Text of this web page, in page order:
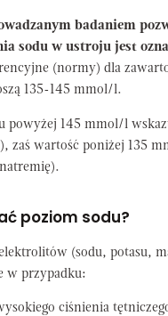
badaniem
sodu w ustroju jest
(normy) dla
135-145 mmol/l.
powyżej 145 mmol/l
zaś wartość poniżej 135
poziom sodu?
(sodu, potasu,
w przypadku:
ciśnienia